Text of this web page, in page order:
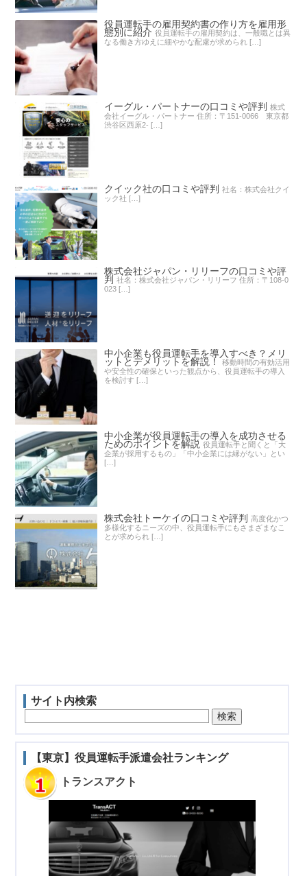
役員運転手の雇用契約書の作り方を雇用形
態別に紹介 役員運転手の雇用契約は、一般職とは異
なる働き方ゆえに細やかな配慮が求められ […]
イーグル・パートナーの口コミや評判 株式
会社イーグル・パートナー 住所：〒151-0066 東京都
渋谷区西原2- […]
クイック社の口コミや評判 社名：株式会社クイ
ック社 […]
株式会社ジャパン・リリーフの口コミや評
判 社名：株式会社ジャパン・リリーフ 住所：〒108-0
023 […]
中小企業も役員運転手を導入すべき？メリ
ットとデメリットを解説！
移動時間の有効活用
や安全性の確保といった観点から、役員運転手の導入
を検討す […]
中小企業が役員運転手の導入を成功させる
ためのポイントを解説 役員運転手と聞くと「大
企業が採用するもの」「中小企業には縁がない」とい
[…]
株式会社トーケイの口コミや評判
高度化かつ
多様化するニーズの中、役員運転手にもさまざまなこ
とが求められ […]
サイト内検索
【東京】役員運転手派遣会社ランキング
トランスアクト